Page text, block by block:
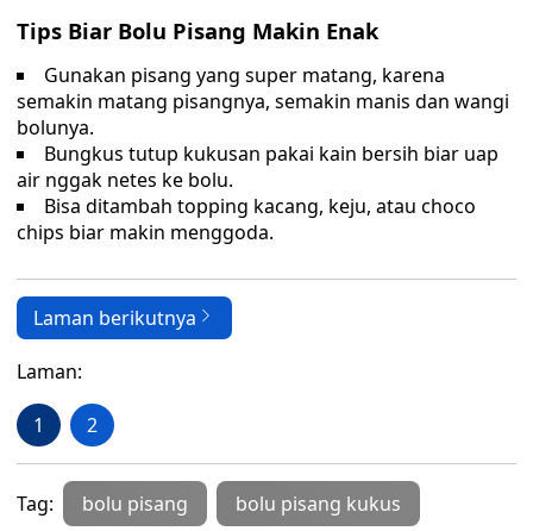
Tips Biar Bolu Pisang Makin Enak
Gunakan pisang yang super matang, karena
semakin matang pisangnya, semakin manis dan wangi
bolunya.
Bungkus tutup kukusan pakai kain bersih biar uap
air nggak netes ke bolu.
Bisa ditambah topping kacang, keju, atau choco
chips biar makin menggoda.
Laman berikutnya
Laman:
1 2
Tag: bolu pisang bolu pisang kukus